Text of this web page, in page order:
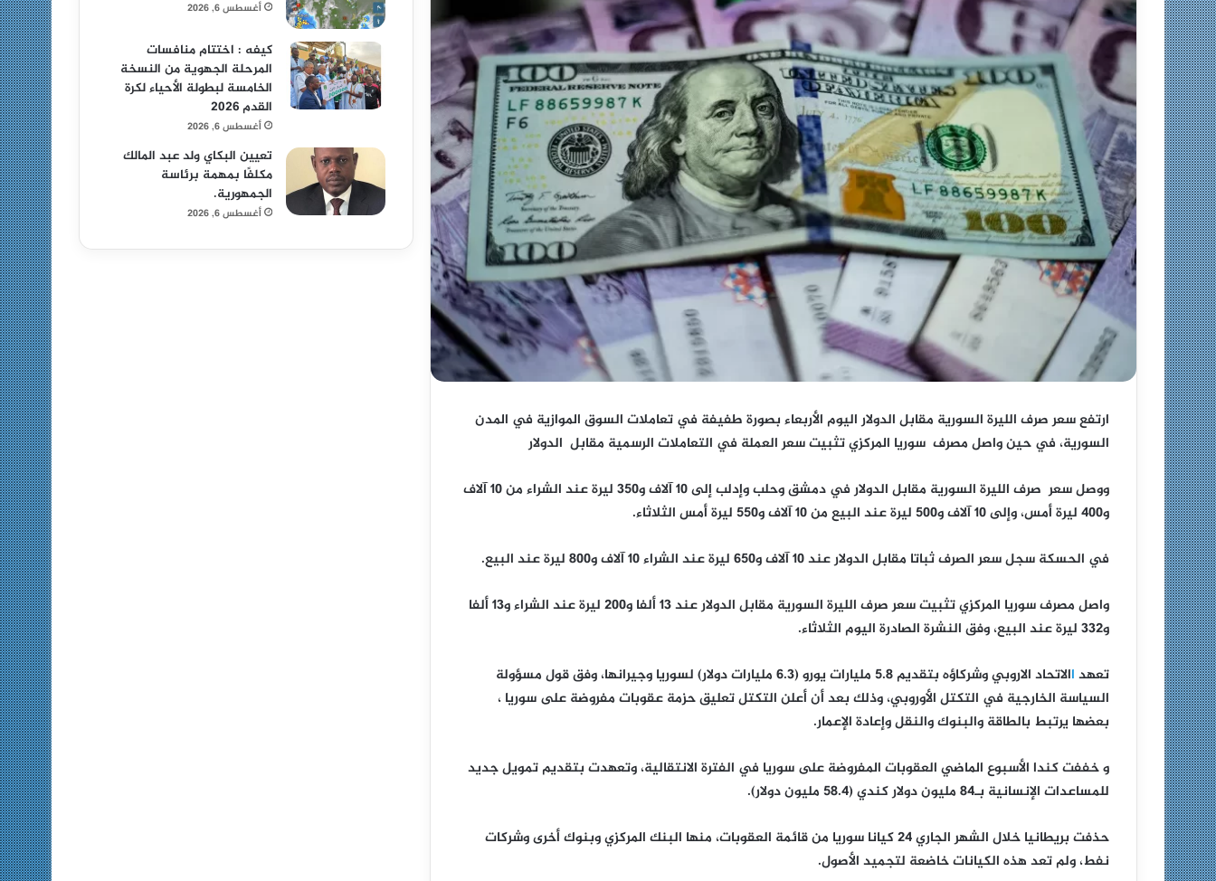
ارتفع سعر صرف الليرة السورية مقابل الدولار اليوم الأربعاء بصورة طفيفة في تعاملات السوق الموازية في المدن
السورية، في حين واصل مصرف سوريا المركزي تثبيت سعر العملة في التعاملات الرسمية مقابل الدولار
ووصل سعر صرف الليرة السورية مقابل الدولار في دمشق وحلب وإدلب إلى 10 آلاف و350 ليرة عند الشراء من 10 آلاف
و400 ليرة أمس، وإلى 10 آلاف و500 ليرة عند البيع من 10 آلاف و550 ليرة أمس الثلاثاء.
في الحسكة سجل سعر الصرف ثباتا مقابل الدولار عند 10 آلاف و650 ليرة عند الشراء 10 آلاف و800 ليرة عند البيع.
واصل مصرف سوريا المركزي تثبيت سعر صرف الليرة السورية مقابل الدولار عند 13 ألفا و200 ليرة عند الشراء و13 ألفا
و332 ليرة عند البيع، وفق النشرة الصادرة اليوم الثلاثاء.
تعهد ا
الاتحاد الاروبي وشركاؤه بتقديم 5.8 مليارات يورو (6.3 مليارات دولار) لسوريا وجيرانها، وفق قول مسؤولة
السياسة الخارجية في التكتل الأوروبي، وذلك بعد أن أعلن التكتل تعليق حزمة عقوبات مفروضة على سوريا ،
بعضها يرتبط بالطاقة والبنوك والنقل وإعادة الإعمار.
و خففت كندا الأسبوع الماضي العقوبات المفروضة على سوريا في الفترة الانتقالية، وتعهدت بتقديم تمويل جديد
للمساعدات الإنسانية بـ84 مليون دولار كندي (58.4 مليون دولار).
حذفت بريطانيا خلال الشهر الجاري 24 كيانا سوريا من قائمة العقوبات، منها البنك المركزي وبنوك أخرى وشركات
نفط، ولم تعد هذه الكيانات خاضعة لتجميد الأصول.
أغسطس 6, 2026
كيفه : اختتام منافسات
المرحلة الجهوية من النسخة
الخامسة لبطولة الأحياء لكرة
القدم 2026
أغسطس 6, 2026
تعيين البكاي ولد عبد المالك
مكلفًا بمهمة برئاسة
الجمهورية.
أغسطس 6, 2026